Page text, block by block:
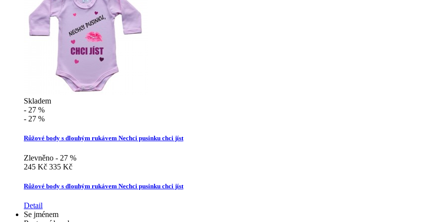
Skladem
- 27 %
- 27 %
Růžové body s dlouhým rukávem Nechci pusinku chci jíst
Zlevněno - 27 %
245 Kč 335 Kč
Růžové body s dlouhým rukávem Nechci pusinku chci jíst
Detail
Se jménem